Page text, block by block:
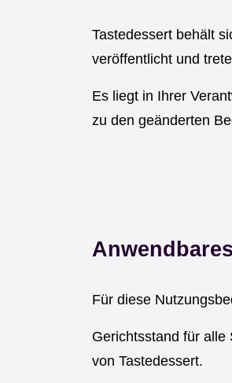
Tastedessert behält
veröffentlicht und
Es liegt in Ihrer
zu den geänderten
Für diese
Gerichtsstand für
von Tastedessert.